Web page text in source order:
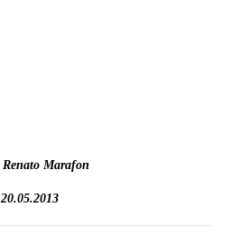
Renato Marafon
20.05.2013